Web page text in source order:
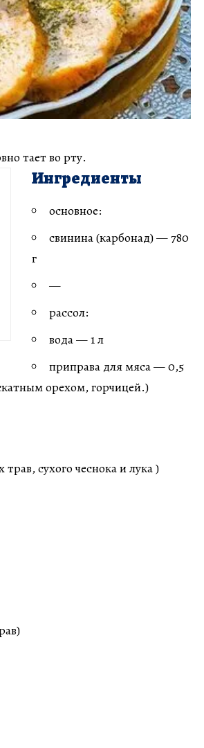
тает во рту.
Ингредиенты
основное:
свинина (карбонад) — 780
г
—
рассол:
вода — 1 л
приправа для мяса — 0,5
орехом, горчицей.)
сухого чеснока и лука )